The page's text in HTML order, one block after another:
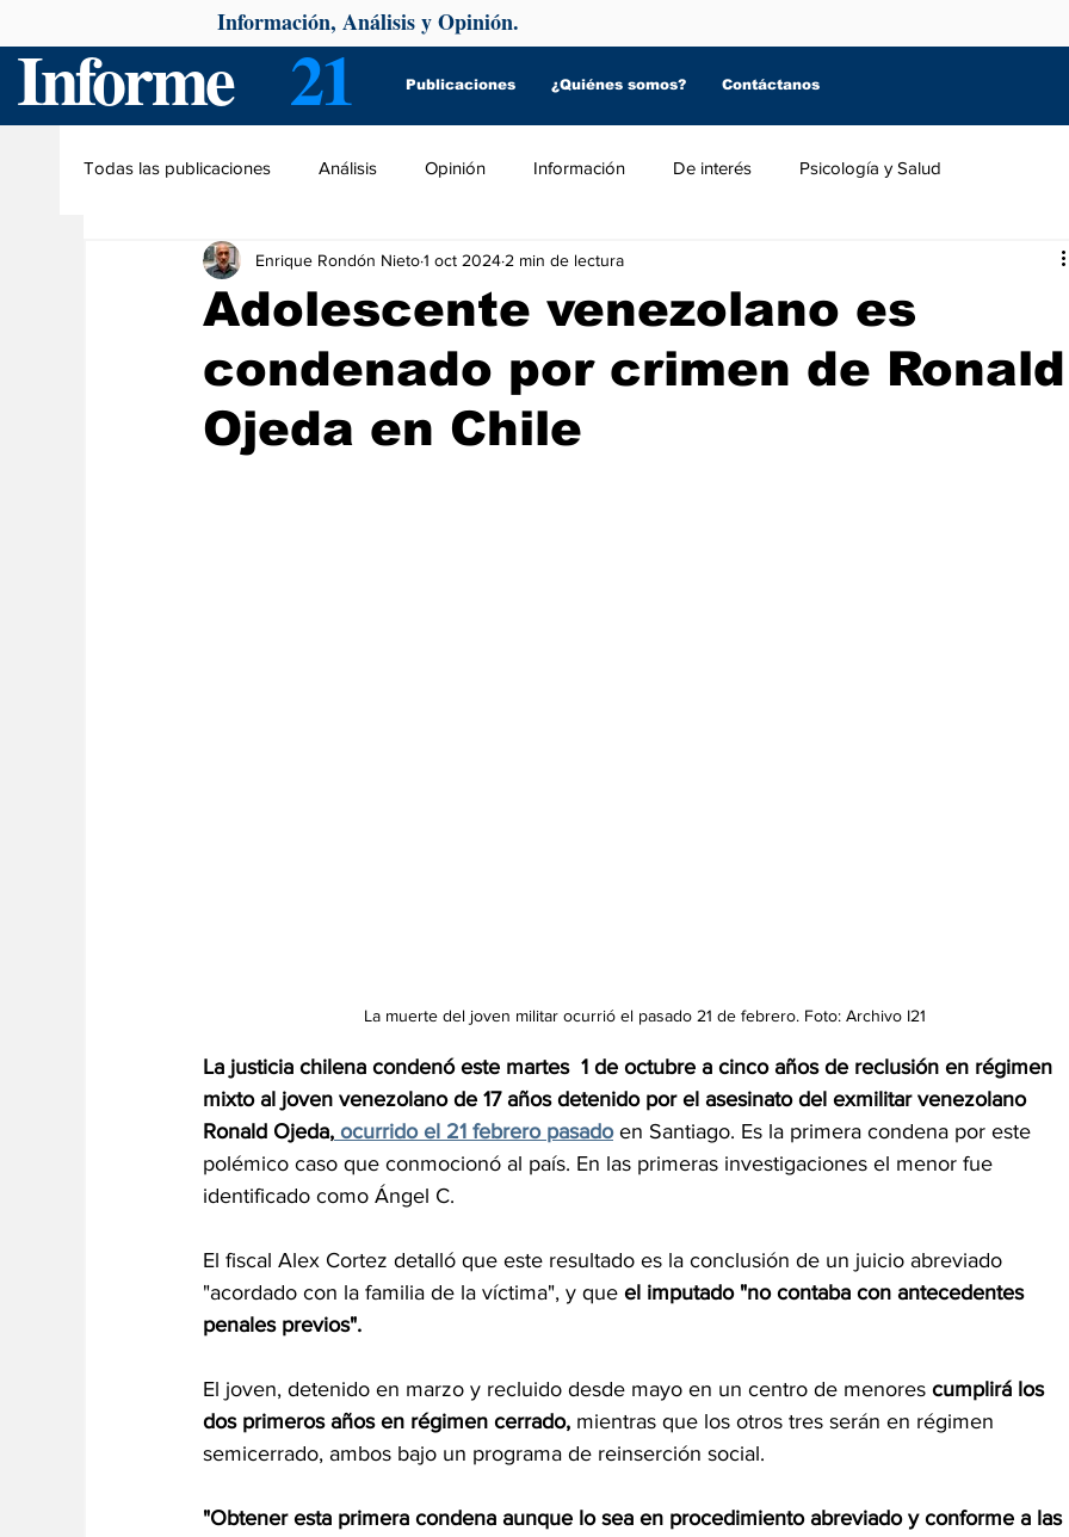
Informe 21 Publicaciones ¿Quiénes somos? Contáctanos
Información, Análisis y Opinión.
Todas las publicaciones Análisis Opinión Información De interés Psicología y Salud
Adolescente venezolano es
condenado por crimen de Ronald
Ojeda en Chile
Enrique Rondón Nieto1 oct 2024 2 min de lectura
La muerte del joven militar ocurrió el pasado 21 de febrero. Foto: Archivo I21
La justicia chilena condenó este martes  1 de octubre a cinco años de reclusión en régimen
mixto al joven venezolano de 17 años detenido por el asesinato del exmilitar venezolano
Ronald Ojeda, ocurrido el 21 febrero pasado en Santiago. Es la primera condena por este
polémico caso que conmocionó al país. En las primeras investigaciones el menor fue
identificado como Ángel C.
El fiscal Alex Cortez detalló que este resultado es la conclusión de un juicio abreviado
"acordado con la familia de la víctima", y que el imputado "no contaba con antecedentes
penales previos".
El joven, detenido en marzo y recluido desde mayo en un centro de menores cumplirá los
dos primeros años en régimen cerrado, mientras que los otros tres serán en régimen
semicerrado, ambos bajo un programa de reinserción social.
"Obtener esta primera condena aunque lo sea en procedimiento abreviado y conforme a las